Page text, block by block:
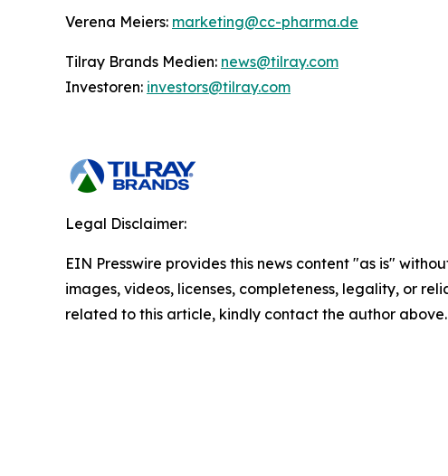
Verena Meiers: marketing@cc-pharma.de
Tilray Brands Medien: news@tilray.com
Investoren: investors@tilray.com
Legal Disclaimer:
EIN Presswire provides this news content "as is"
images, videos, licenses, completeness, legality, or
related to this article, kindly contact the author above.